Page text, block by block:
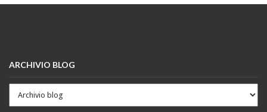
ARCHIVIO BLOG